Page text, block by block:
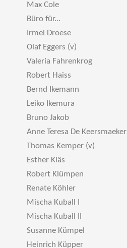
Max Cole
Büro für...
Irmel Droese
Olaf Eggers (v)
Valeria Fahrenkrog
Robert Haiss
Bernd Ikemann
Leiko Ikemura
Bruno Jakob
Anne Teresa De Keersmaeker
Thomas Kemper (v)
Esther Kläs
Robert Klümpen
Renate Köhler
Mischa Kuball I
Mischa Kuball II
Susanne Kümpel
Heinrich Küpper